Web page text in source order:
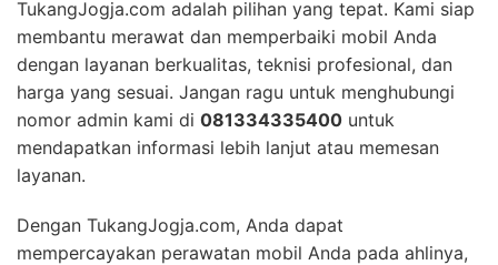
TukangJogja.com adalah pilihan yang tepat. Kami siap
membantu merawat dan memperbaiki mobil Anda
dengan layanan berkualitas, teknisi profesional, dan
harga yang sesuai. Jangan ragu untuk menghubungi
nomor admin kami di 081334335400 untuk
mendapatkan informasi lebih lanjut atau memesan
layanan.
Dengan TukangJogja.com, Anda dapat
mempercayakan perawatan mobil Anda pada ahlinya,